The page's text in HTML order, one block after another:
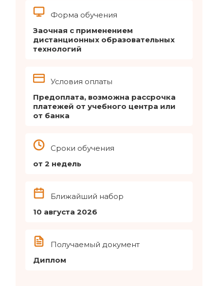
Форма обучения
Заочная с применением
дистанционных образовательных
технологий
Условия оплаты
Предоплата, возможна рассрочка
платежей от учебного центра или
от банка
Сроки обучения
от 2 недель
Ближайший набор
10 августа 2026
Получаемый документ
Диплом